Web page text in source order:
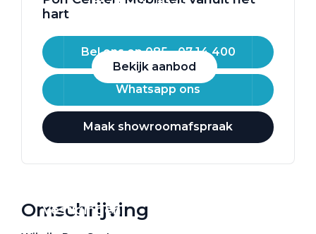
Elektrisch rijden
Bekijk aanbod
Vestigingen
hart
Bel ons op 085 - 07 14 400
Whatsapp ons
Maak showroomafspraak
Omschrijving